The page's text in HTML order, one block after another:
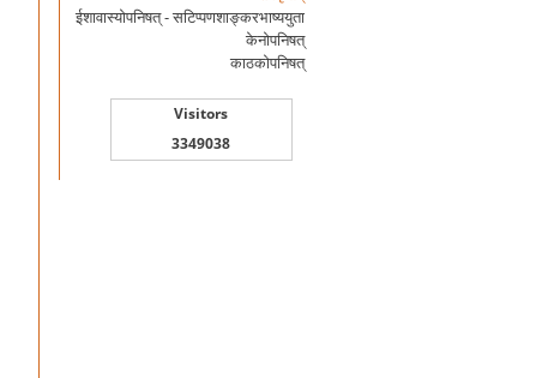
ईशावास्योपनिषत् - सटिप्पणशाङ्करभाष्ययुता
केनोपनिषत्
काठकोपनिषत्
Visitors
3349038